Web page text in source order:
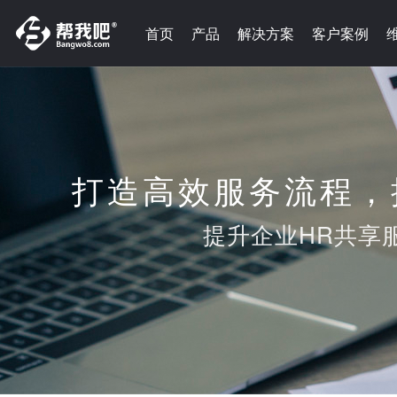
首页 产品 解决方案 客户案例
打造高效服务流程
提升企业HR共享